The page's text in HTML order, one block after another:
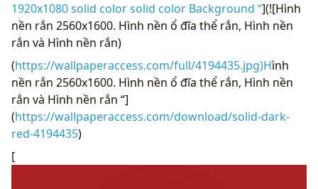
1920x1080 solid color solid color Background “](![Hình
nền rắn 2560x1600. Hình nền ổ đĩa thể rắn, Hình nền
rắn và Hình nền rắn)
(https://wallpaperaccess.com/full/4194435.jpg)Hình
nền rắn 2560x1600. Hình nền ổ đĩa thể rắn, Hình nền
rắn và Hình nền rắn “]
(https://wallpaperaccess.com/download/solid-dark-
red-4194435)
[